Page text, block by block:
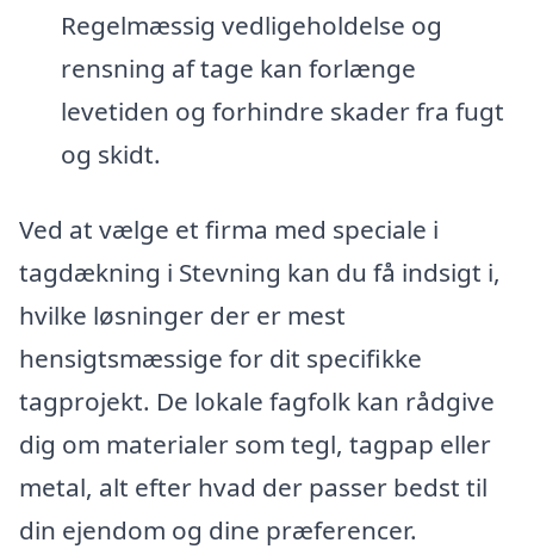
Regelmæssig vedligeholdelse og
rensning af tage kan forlænge
levetiden og forhindre skader fra fugt
og skidt.
Ved at vælge et firma med speciale i
tagdækning i Stevning kan du få indsigt i,
hvilke løsninger der er mest
hensigtsmæssige for dit specifikke
tagprojekt. De lokale fagfolk kan rådgive
dig om materialer som tegl, tagpap eller
metal, alt efter hvad der passer bedst til
din ejendom og dine præferencer.